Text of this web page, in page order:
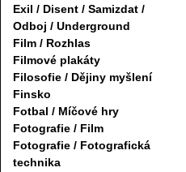
Exil / Disent / Samizdat /
Odboj / Underground
Film / Rozhlas
Filmové plakáty
Filosofie / Dějiny myšlení
Finsko
Fotbal / Míčové hry
Fotografie / Film
Fotografie / Fotografická
technika